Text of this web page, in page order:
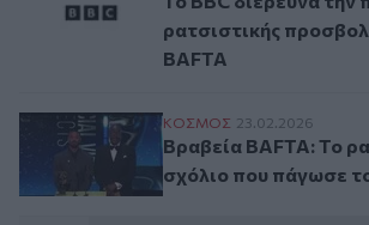
ρατσιστικής
BAFTA
Βραβεία BAFTA: Το
ΚΟΣΜΟΣ 23.02.2026
Βραβεία BAFTA: Το
σχόλιο που πάγωσε